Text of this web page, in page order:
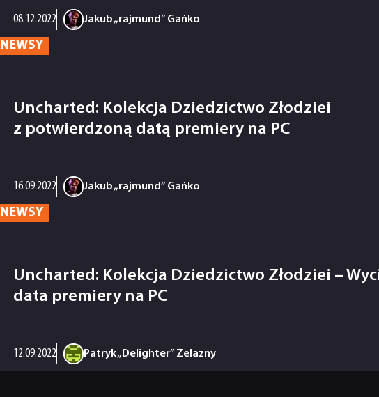
08.12.2022 Jakub „rajmund” Gańko
NEWSY
Uncharted: Kolekcja Dziedzictwo Złodziei
z potwierdzoną datą premiery na PC
16.09.2022 Jakub „rajmund” Gańko
NEWSY
Uncharted: Kolekcja Dziedzictwo Złodziei –
data premiery na PC
12.09.2022 Patryk „Delighter” Żelazny